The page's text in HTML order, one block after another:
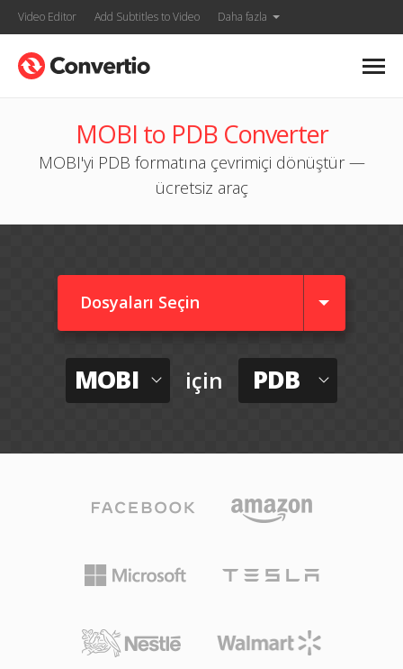
Video Editor Add Subtitles to Video Daha fazla
MOBI to PDB Converter
MOBI'yi PDB formatına çevrimiçi dönüştür —
ücretsiz araç
Dosyaları Seçin
MOBI için PDB